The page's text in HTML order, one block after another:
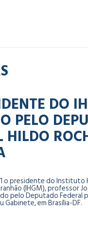
DO
PELO
HILDO
o presidente do Instituto
(IHGM), professor
pelo Deputado Federal
Gabinete, em Brasília-DF.